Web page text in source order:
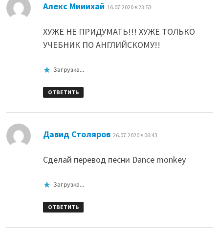
Алекс Мииихай 16.07.2020 в 23:53
ХУЖЕ НЕ ПРИДУМАТЬ!!! ХУЖЕ ТОЛЬКО
УЧЕБНИК ПО АНГЛИЙСКОМУ!!
Загрузка...
ОТВЕТИТЬ
Давид Столяров: 26.07.2020 в 06:43
Сделай перевод песни Dance monkey
Загрузка...
ОТВЕТИТЬ